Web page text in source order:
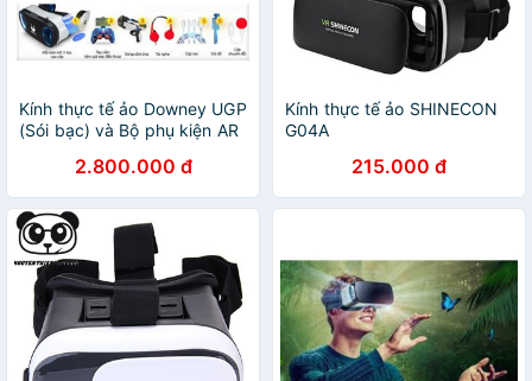
Kính thực tế ảo Downey UGP
(Sói bạc) và Bộ phụ kiện AR
thỏa thích - Agiadep
2.800.000 đ
Kính thực tế ảo SHINECON
G04A
215.000 đ